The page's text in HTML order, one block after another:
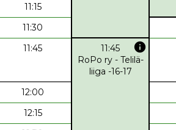
11:15
11:30
11:45 11:45 info
RoPo ry - Telilä-
liiga -16-17
12:00
12:15